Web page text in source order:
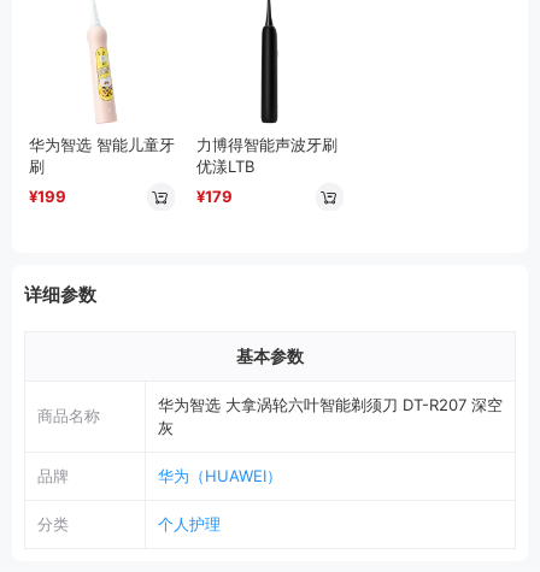
华为智选 智能儿童牙
刷
¥199
力博得智能声波牙刷
优漾LTB
¥179
详细参数
基本参数
商品名称
华为智选 大拿涡轮六叶智能剃须刀 DT-R207 深空
灰
品牌 华为（HUAWEI）
分类 个人护理